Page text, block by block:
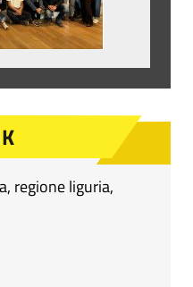
, regione liguria,